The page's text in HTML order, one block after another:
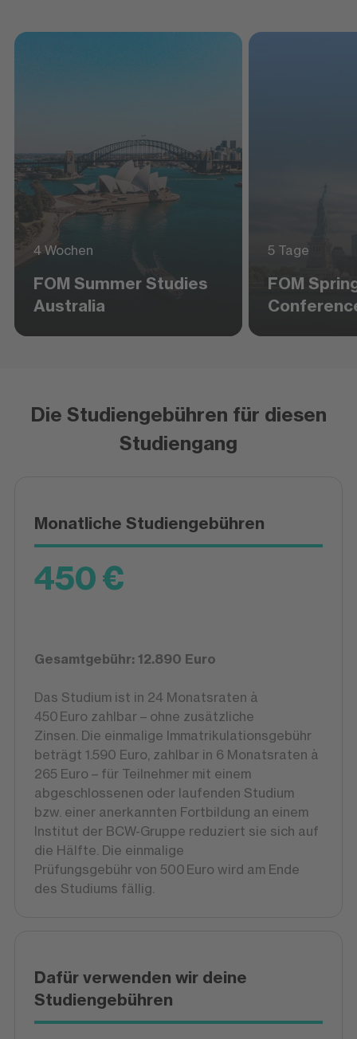
4 Wochen
FOM Summer Studies
Australia
5 Tage
FOM
Die Studiengebühren für diesen
Studiengang
Monatliche Studiengebühren
450 €
Gesamtgebühr: 12.890 Euro
Das Studium ist in 24 Monatsraten à
450 Euro zahlbar – ohne zusätzliche
Zinsen. Die einmalige Immatrikulationsgebühr
beträgt 1.590 Euro, zahlbar in 6 Monatsraten à
265 Euro – für Teilnehmer mit einem
abgeschlossenen oder laufenden Studium
bzw. einer anerkannten Fortbildung an einem
Institut der BCW-Gruppe reduziert sie sich auf
die Hälfte. Die einmalige
Prüfungsgebühr von 500 Euro wird am Ende
des Studiums fällig.
Dafür verwenden wir deine
Studiengebühren